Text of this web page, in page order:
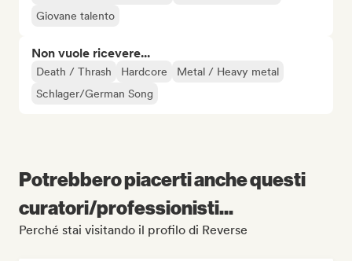
Giovane talento
Non vuole ricevere...
Death / Thrash Hardcore
Metal / Heavy metal
Schlager/German Song
Potrebbero piacerti anche questi
curatori/professionisti...
Perché stai visitando il profilo di Reverse